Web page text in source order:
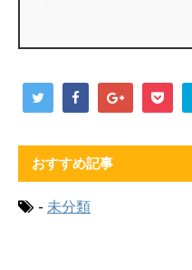
おすすめ記事
- 未分類